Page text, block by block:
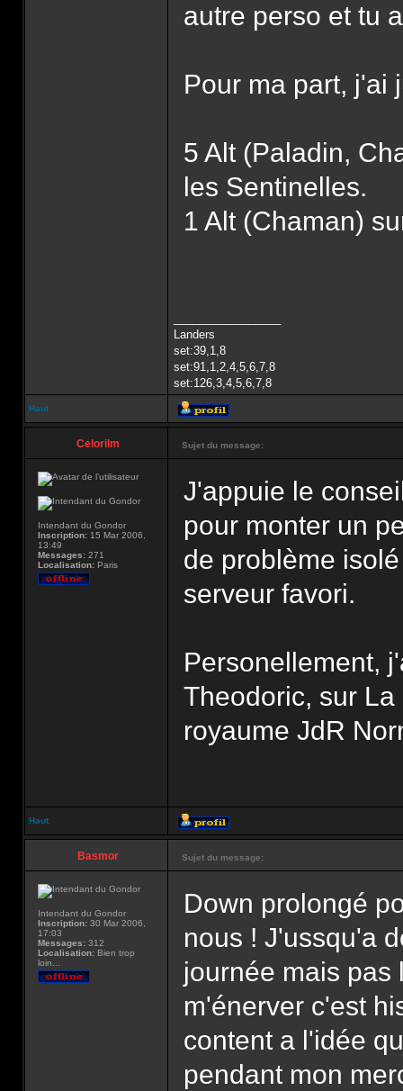
autre perso et tu
Pour ma part, j'ai
5 Alt (Paladin,
les Sentinelles.
1 Alt (Chaman)
Landers
set:39,1,8
set:91,1,2,4,5,6,7,8
set:126,3,4,5,6,7,8
Haut
Celorilm Sujet du message:
Intendant du Gondor
Inscription: 15 Mar 2006,
13:49
Messages: 271
Localisation: Paris
J'appuie le
pour monter un
de problème
serveur favori.
Personellement,
Theodoric, sur
royaume JdR
Haut
Basmor Sujet du message:
Intendant du Gondor
Inscription: 30 Mar 2006,
17:03
Messages: 312
Localisation: Bien trop
loin...
Down prolongé
nous ! J'ussqu'a
journée mais pas
m'énerver c'est
content a l'idée
pendant mon